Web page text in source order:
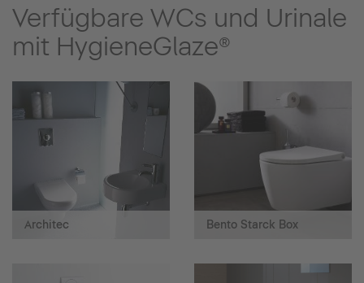
Verfügbare WCs und Urinale
mit HygieneGlaze®
Architec Bento Starck Box